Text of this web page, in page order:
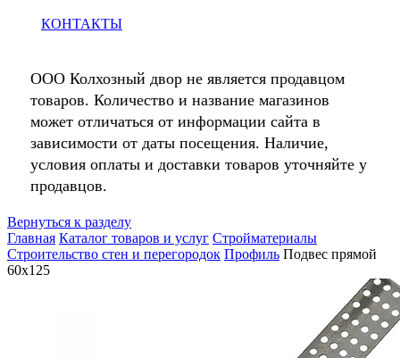
КОНТАКТЫ
ООО Колхозный двор не является продавцом
товаров. Количество и название магазинов
может отличаться от информации сайта в
зависимости от даты посещения. Наличие,
условия оплаты и доставки товаров уточняйте у
продавцов.
Вернуться к разделу
Главная Каталог товаров и услуг Стройматериалы
Строительство стен и перегородок Профиль Подвес прямой
60х125